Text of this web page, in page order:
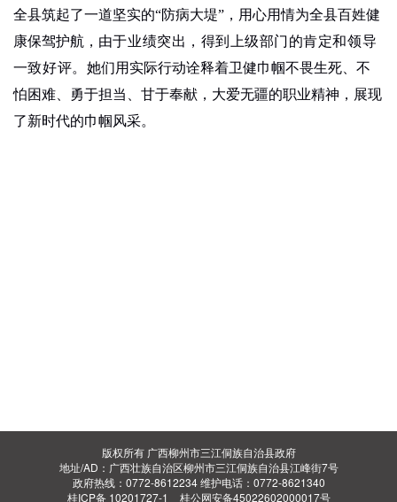
全县筑起了一道坚实的“防病大堤”，用心用情为全县百姓健
康保驾护航， 由于业绩突出，得到上级部门的肯定和领导
一致好评。 她们用实际行动诠释着卫健巾帼不畏生死、不
怕困难、勇于担当、甘于奉献，大爱无疆的职业精神， 展现
了新时代的巾帼风采。
版权所有 广西柳州市三江侗族自治县政府
地址/AD：广西壮族自治区柳州市三江侗族自治县江峰街7号
政府热线：0772-8612234 维护电话：0772-8621340
桂ICP备 10201727-1
桂公网安备45022602000017号